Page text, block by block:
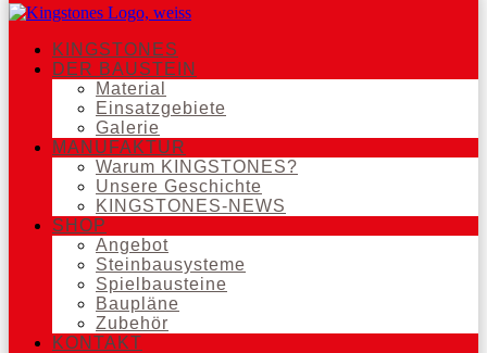
KINGSTONES
DER BAUSTEIN
Material
Einsatzgebiete
Galerie
MANUFAKTUR
Warum KINGSTONES?
Unsere Geschichte
KINGSTONES-NEWS
SHOP
Angebot
Steinbausysteme
Spielbausteine
Baupläne
Zubehör
KONTAKT